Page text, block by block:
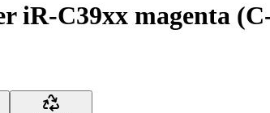
iR-C39xx magenta